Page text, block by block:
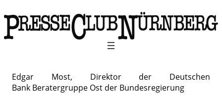
Edgar Most, Direktor der Deutschen
Bank Beratergruppe Ost der Bundesregierung